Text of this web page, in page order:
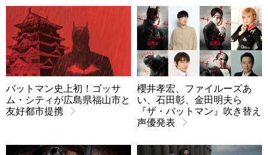
バットマン史上初！ゴッサ
ム・シティが広島県福山市と
友好都市提携
櫻井孝宏、ファイルーズあ
い、石田彰、金田明夫ら
『ザ・バットマン』吹き替え
声優発表